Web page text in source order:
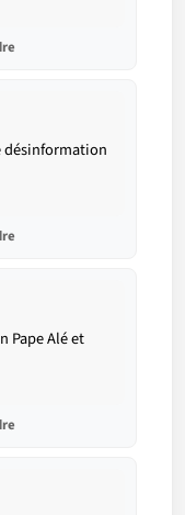
désinformation
Pape Alé et